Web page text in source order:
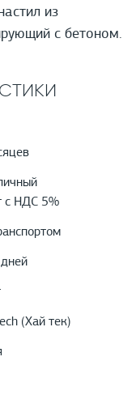
из
с бетоном.
с НДС 5%
(Хай тек)